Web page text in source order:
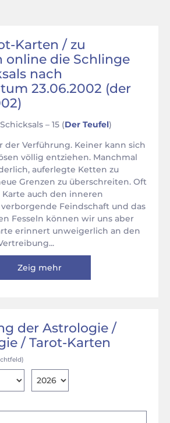
Karten / zu
online die Schlinge
nach
23.06.2002 (der
– 15 (Der Teufel)
der Verführung. Keiner kann sich
völlig entziehen. Manchmal
auferlegte Ketten zu
Grenzen zu überschreiten. Oft
auch den inneren
Feindschaft und das
Fesseln können wir uns aber
erinnert unweigerlich an den
Zeig mehr
der Astrologie /
/ Tarot-Karten